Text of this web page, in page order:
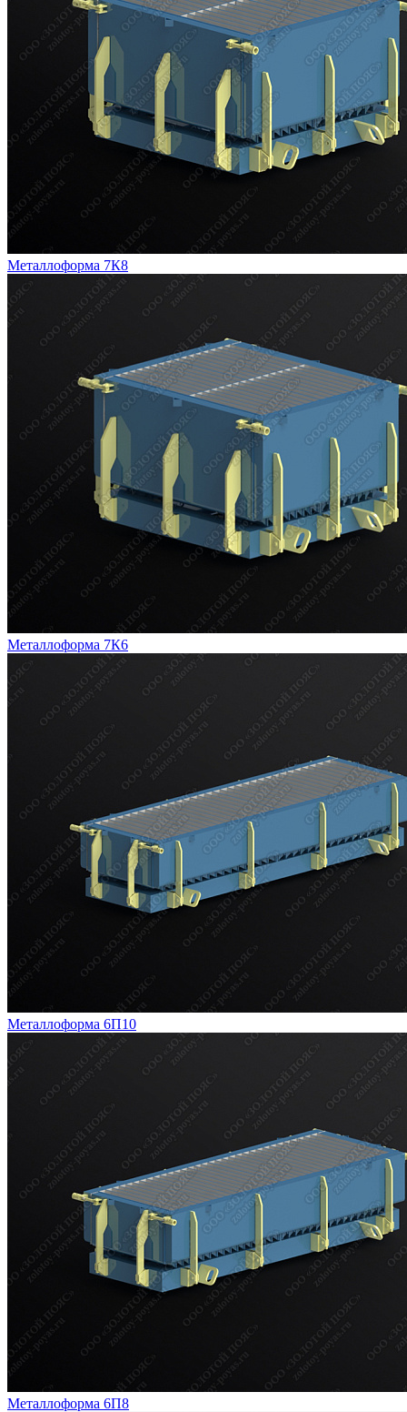
Металлоформа 7К8
Металлоформа 7К6
Металлоформа 6П10
Металлоформа 6П8